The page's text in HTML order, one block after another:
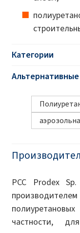
Категории
PCC Prodex
частности,